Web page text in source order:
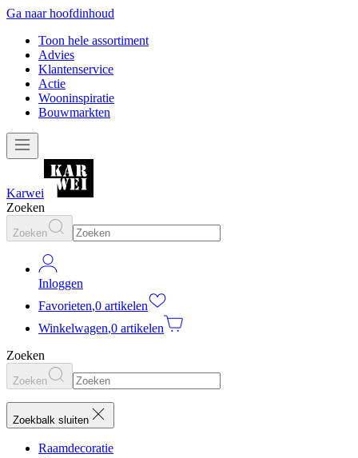
Ga naar hoofdinhoud
Toon hele assortiment
Advies
Klantenservice
Actie
Wooninspiratie
Bouwmarkten
Karwei
Zoeken
Zoeken
Inloggen
Favorieten,0 artikelen
Winkelwagen,0 artikelen
Zoeken
Zoeken
Zoekbalk sluiten
Raamdecoratie